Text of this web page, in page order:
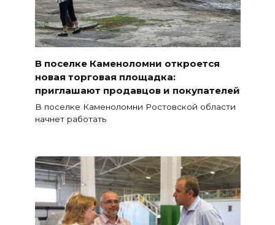
В поселке Каменоломни откроется
новая торговая площадка:
приглашают продавцов и покупателей
В поселке Каменоломни Ростовской области
начнет работать